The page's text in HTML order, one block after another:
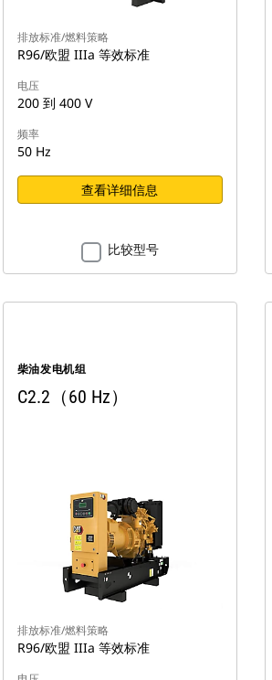
排放标准/燃料策略
R96/欧盟 IIIa 等效标准
电压
200 到 400 V
频率
50 Hz
查看详细信息
比较型号
柴油发电机组
C2.2（60 Hz）
排放标准/燃料策略
R96/欧盟 IIIa 等效标准